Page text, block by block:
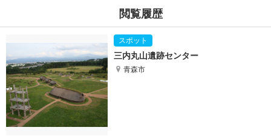
閲覧履歴
三内丸山遺跡センター
青森市